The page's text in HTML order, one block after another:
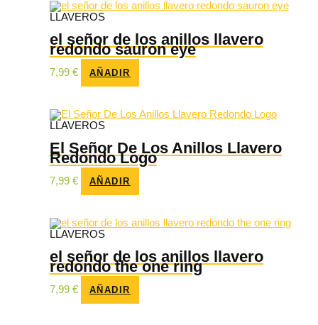
LLAVEROS
el señor de los anillos llavero
redondo sauron eye
7,99 € AÑADIR
LLAVEROS
El Señor De Los Anillos Llavero
Redondo Logo
7,99 € AÑADIR
LLAVEROS
el señor de los anillos llavero
redondo the one ring
7,99 € AÑADIR